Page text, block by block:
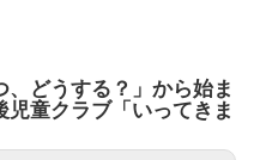
、どうする？」から始ま
児童クラブ「いってきま